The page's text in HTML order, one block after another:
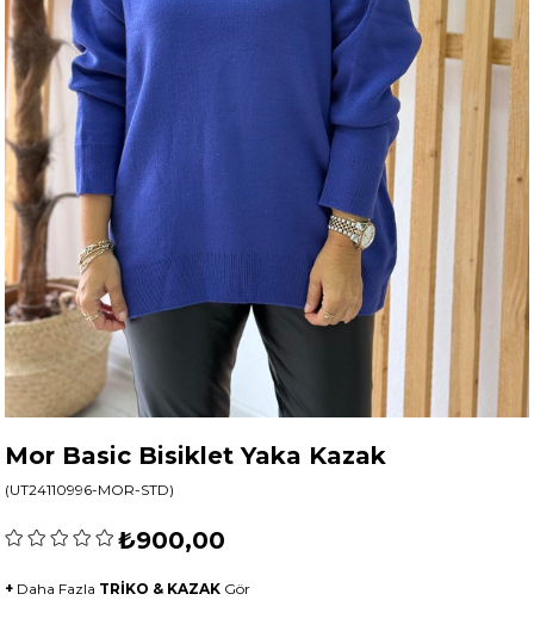
Mor Basic Bisiklet Yaka Kazak
(UT24110996-MOR-STD)
₺900,00
+ Daha Fazla TRİKO & KAZAK Gör